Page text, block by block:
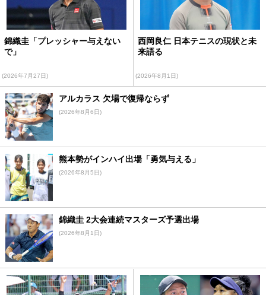
錦織圭「プレッシャー与えない
で」
(2026年7月27日)
西岡良仁 日本テニスの現状と未
来語る
(2026年8月1日)
アルカラス 欠場で復帰ならず
(2026年8月6日)
熊本勢がインハイ出場「勇気与える」
(2026年8月5日)
錦織圭 2大会連続マスターズ予選出場
(2026年8月1日)